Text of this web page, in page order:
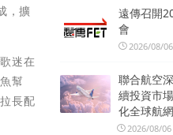
，擴
迷在
幫
長配
遠傳召開
會
2026/08/06
聯合航空
續投資市
化全球航
2026/08/06